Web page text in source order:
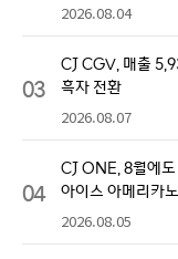
2026.08.04
03
CJ CGV, 매출
흑자 전환
2026.08.07
04
CJ ONE, 8월에도
아이스 아메리카
2026.08.05